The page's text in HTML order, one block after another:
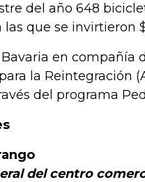
del año 648
que se invirtieron
en compañía
la Reintegración
del programa
del centro